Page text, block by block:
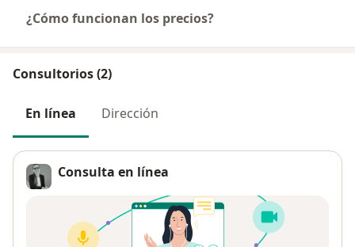
¿Cómo funcionan los precios?
Consultorios (2)
En línea Dirección
Consulta en línea